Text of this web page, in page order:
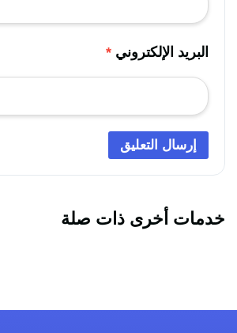
البريد الإلكتروني *
خدمات أخرى ذات صلة